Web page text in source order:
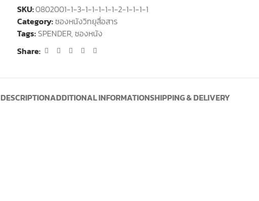
SKU:0802001-1-3-1-1-1-1-1-2-1-1-1-1
Category:ซองหนังวิทยุสื่อสาร
Tags: SPENDER,ซองหนัง
Share:
DESCRIPTIONADDITIONAL INFORMATIONSHIPPING & DELIVERY